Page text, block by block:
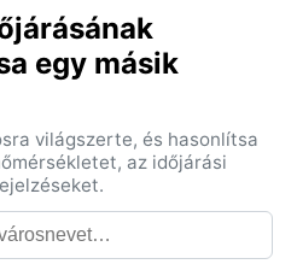
egy másik
világszerte, és hasonlítsa
az időjárási